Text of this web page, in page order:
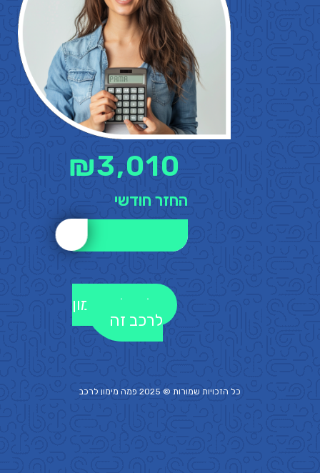
3,010
₪
החזר חודשי
לקבלת מימון
לרכב זה
כל הזכויות שמורות © 2025 פמה מימון לרכב